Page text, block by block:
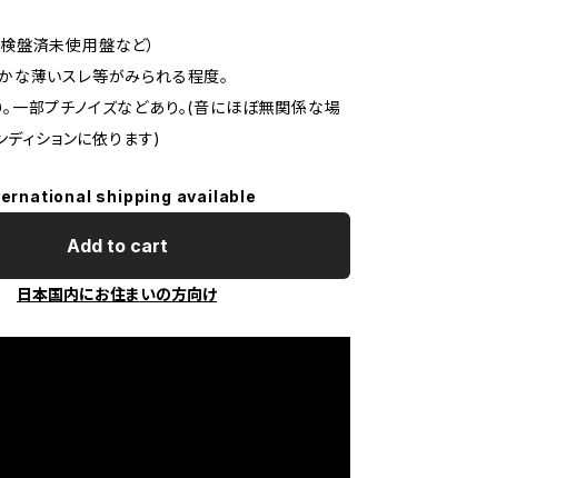
盤済未使用盤など）
な薄いスレ等がみられる程度。
一部プチノイズなどあり。(音にほぼ無関係な場
ィションに依ります)
shipping available
Add to cart
日本国内にお住まいの方向け